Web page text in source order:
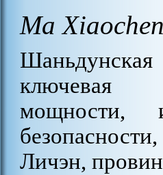
Ma
Шаньдунская
ключевая
мощности,
Личэн,